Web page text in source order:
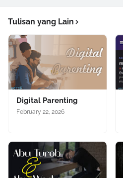
Tulisan yang Lain
Digital Parenting
February 22, 2026